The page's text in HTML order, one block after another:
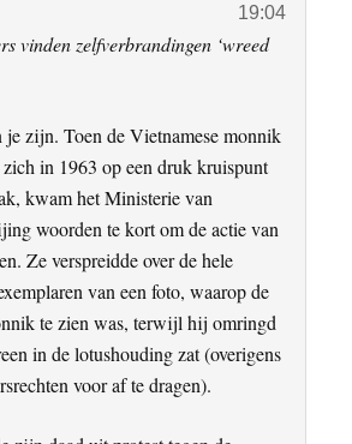
19:04
vinden zelfverbrandingen ‘wreed
zijn. Toen de Vietnamese monnik
in 1963 op een druk kruispunt
kwam het Ministerie van
woorden te kort om de actie van
Ze verspreidde over de hele
van een foto, waarop de
te zien was, terwijl hij omringd
in de lotushouding zat (overigens
voor af te dragen).